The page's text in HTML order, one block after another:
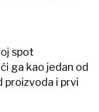
spot
ga kao jedan od
proizvoda i prvi